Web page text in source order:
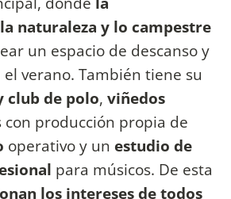
naturaleza y lo campestre
un espacio de descanso y
verano. También tiene su
club de polo, viñedos
con producción propia de
operativo y un estudio de
para músicos. De esta
los intereses de todos